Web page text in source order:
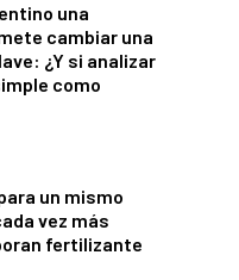
una
cambiar una
¿Y si analizar
como
un mismo
vez más
fertilizante